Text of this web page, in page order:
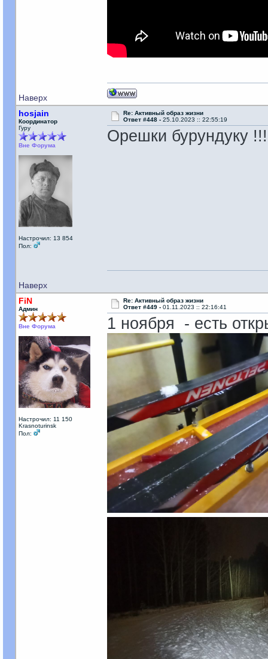
Наверх
hosjain
Координатор
Гуру
Вне Форума
Настрочил: 13 854
Пол:
Re: Активный образ жизни
Ответ #448 - 25.10.2023 :: 22:55:19
Орешки бурундуку
Наверх
FiN
Админ
Вне Форума
Настрочил: 11 150
Krasnoturinsk
Пол:
Re: Активный образ жизни
Ответ #449 - 01.11.2023 :: 22:16:41
1 ноября - есть